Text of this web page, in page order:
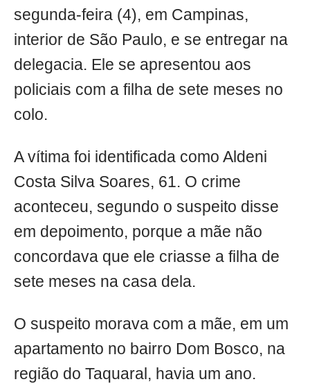
segunda-feira (4), em Campinas,
interior de São Paulo, e se entregar na
delegacia. Ele se apresentou aos
policiais com a filha de sete meses no
colo.
A vítima foi identificada como Aldeni
Costa Silva Soares, 61. O crime
aconteceu, segundo o suspeito disse
em depoimento, porque a mãe não
concordava que ele criasse a filha de
sete meses na casa dela.
O suspeito morava com a mãe, em um
apartamento no bairro Dom Bosco, na
região do Taquaral, havia um ano.